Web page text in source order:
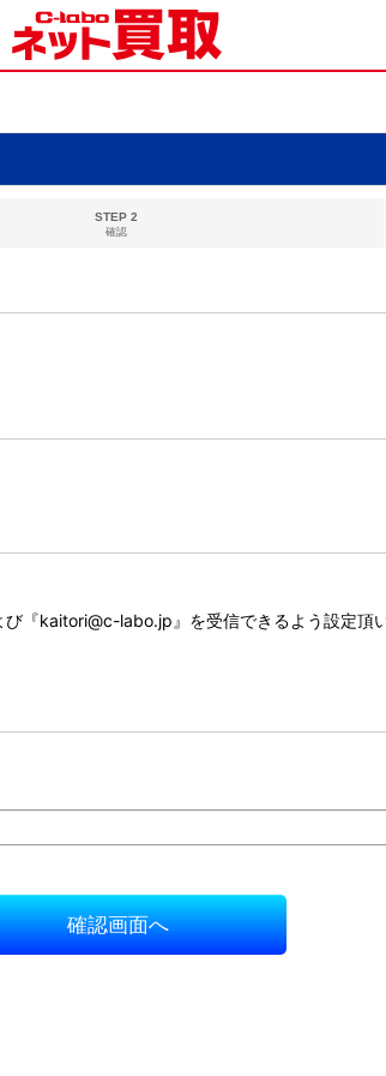
STEP 2
確認
『kaitori@c-labo.jp』を受信できるよう設定頂
確認画面へ